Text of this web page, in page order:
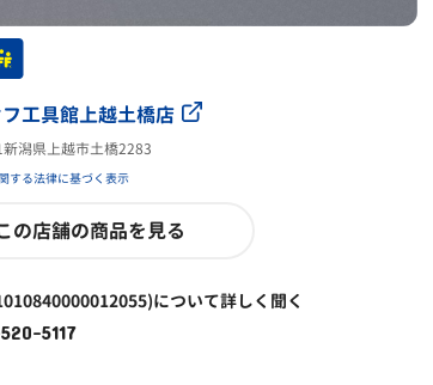
工具館上越土橋店
潟県上越市土橋2283
する法律に基づく表示
の店舗の商品を見る
について詳しく聞く
5117